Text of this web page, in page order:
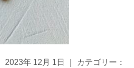
2023年 12月 1日 ｜ カテゴリー：